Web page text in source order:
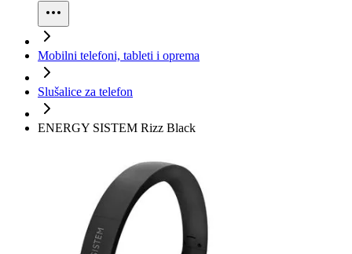
Mobilni telefoni, tableti i oprema
Slušalice za telefon
ENERGY SISTEM Rizz Black